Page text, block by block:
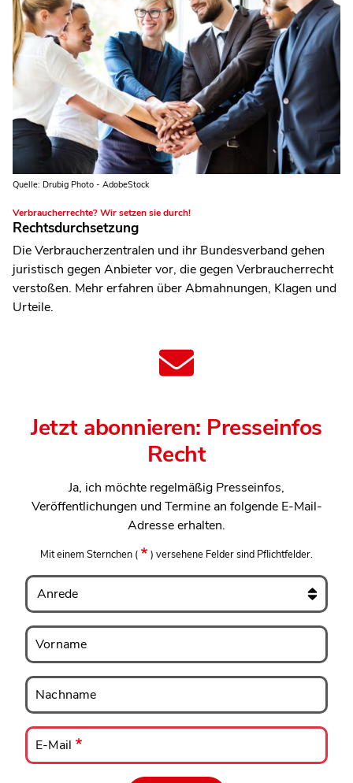
Quelle: Drubig Photo - AdobeStock
Verbraucherrechte? Wir setzen sie durch!
Rechtsdurchsetzung
Die Verbraucherzentralen und ihr Bundesverband gehen
juristisch gegen Anbieter vor, die gegen Verbraucherrecht
verstoßen. Mehr erfahren über Abmahnungen, Klagen und
Urteile.
Jetzt abonnieren: Presseinfos
Recht
Ja, ich möchte regelmäßig Presseinfos,
Veröffentlichungen und Termine an folgende E-Mail-
Adresse erhalten.
Mit einem Sternchen ( ) versehene Felder sind Pflichtfelder.
Anrede
Vorname
Vorname
Nachname
Nachname
E-
Mail
E-Mail